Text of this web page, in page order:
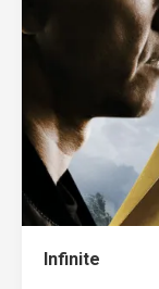
Infinite